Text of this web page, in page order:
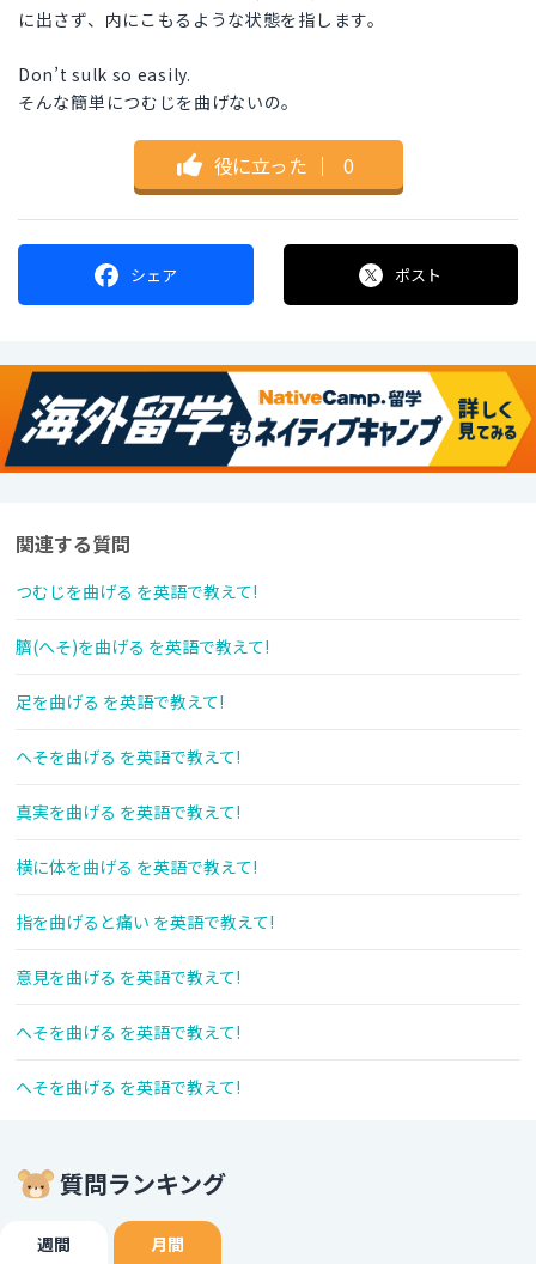
に出さず、内にこもるような状態を指します。
Don’t sulk so easily.
そんな簡単につむじを曲げないの。
役に立った ｜ 0
シェア ポスト
関連する質問
つむじを曲げる を英語で教えて!
臍(へそ)を曲げる を英語で教えて!
足を曲げる を英語で教えて!
へそを曲げる を英語で教えて!
真実を曲げる を英語で教えて!
横に体を曲げる を英語で教えて!
指を曲げると痛い を英語で教えて!
意見を曲げる を英語で教えて!
へそを曲げる を英語で教えて!
へそを曲げる を英語で教えて!
質問ランキング
週間 月間